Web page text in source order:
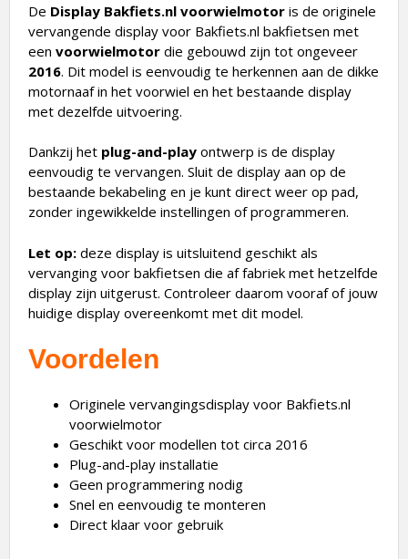
De Display Bakfiets.nl voorwielmotor is de originele
vervangende display voor Bakfiets.nl bakfietsen met
een voorwielmotor die gebouwd zijn tot ongeveer
2016. Dit model is eenvoudig te herkennen aan de dikke
motornaaf in het voorwiel en het bestaande display
met dezelfde uitvoering.
Dankzij het plug-and-play ontwerp is de display
eenvoudig te vervangen. Sluit de display aan op de
bestaande bekabeling en je kunt direct weer op pad,
zonder ingewikkelde instellingen of programmeren.
Let op: deze display is uitsluitend geschikt als
vervanging voor bakfietsen die af fabriek met hetzelfde
display zijn uitgerust. Controleer daarom vooraf of jouw
huidige display overeenkomt met dit model.
Voordelen
Originele vervangingsdisplay voor Bakfiets.nl
voorwielmotor
Geschikt voor modellen tot circa 2016
Plug-and-play installatie
Geen programmering nodig
Snel en eenvoudig te monteren
Direct klaar voor gebruik